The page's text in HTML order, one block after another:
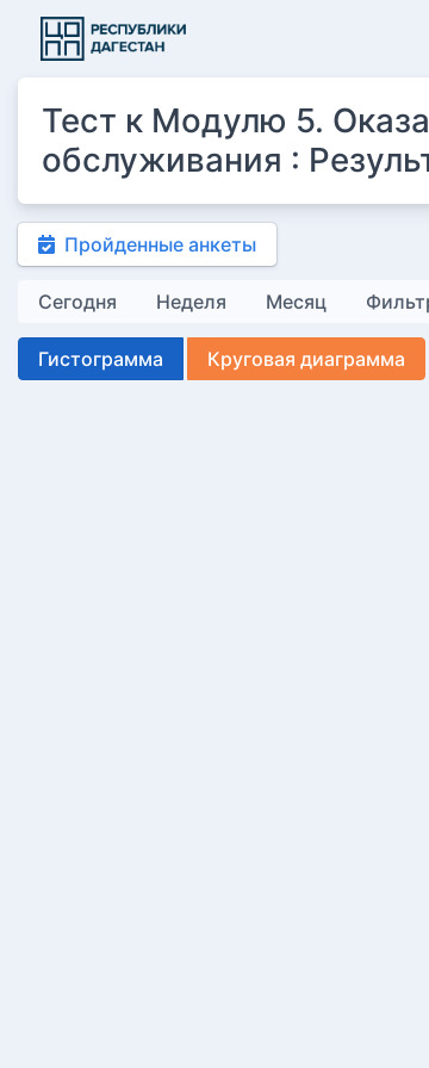
Тест к Модулю 5.
обслуживания :
Пройденные анкеты